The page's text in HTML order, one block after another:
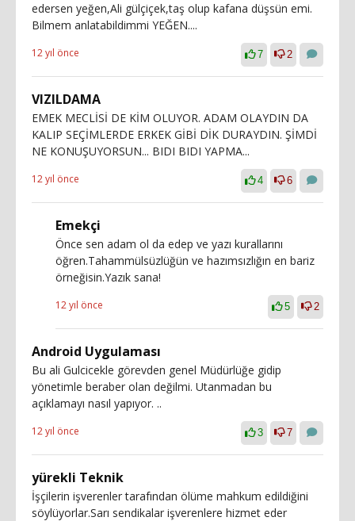
edersen yeğen,Ali gülçiçek,taş olup kafana düşsün emi.
Bilmem anlatabildimmi YEĞEN....
12 yıl önce 7 2
VIZILDAMA
EMEK MECLİSİ DE KİM OLUYOR. ADAM OLAYDIN DA
KALIP SEÇİMLERDE ERKEK GİBİ DİK DURAYDIN. ŞİMDİ
NE KONUŞUYORSUN... BIDI BIDI YAPMA...
12 yıl önce 4 6
Emekçi
Önce sen adam ol da edep ve yazı kurallarını
öğren.Tahammülsüzlüğün ve hazımsızlığın en bariz
örneğisin.Yazık sana!
12 yıl önce 5 2
Android Uygulaması
Bu ali Gulcicekle görevden genel Müdürlüğe gidip
yönetimle beraber olan değilmi. Utanmadan bu
açıklamayı nasıl yapıyor. ..
12 yıl önce 3 7
yürekli Teknik
İşçilerin işverenler tarafından ölüme mahkum edildiğini
söylüyorlar.Sarı sendikalar işverenlere hizmet eder